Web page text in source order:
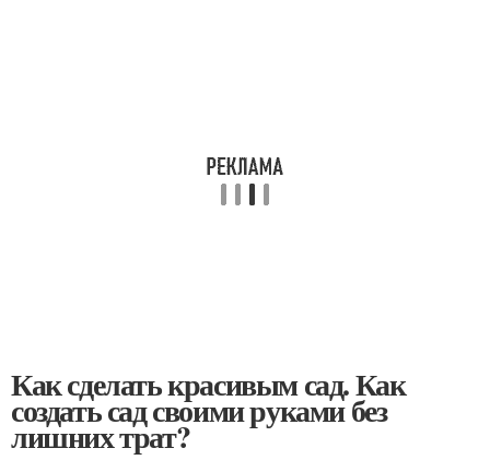
Как сделать красивым сад. Как
создать сад своими руками без
лишних трат?